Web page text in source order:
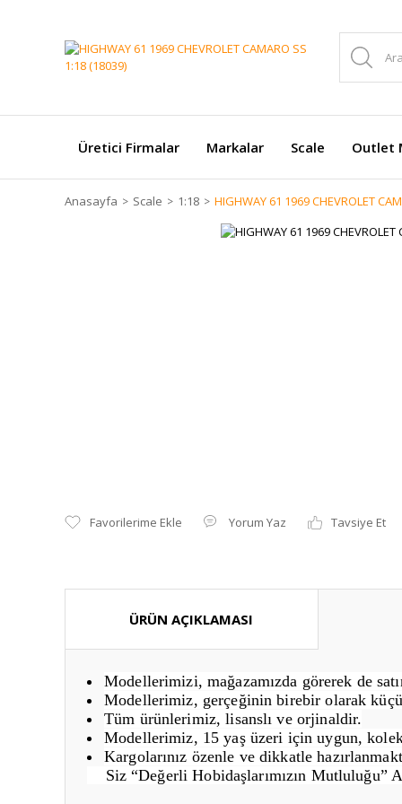
Üretici Firmalar Markalar Scale Outlet
Anasayfa Scale 1:18 HIGHWAY 61 1969 CHEVROLET
Yorum Yaz Tavsiye Et
ÜRÜN AÇIKLAMASI
Modellerimizi, mağazamızda görerek de
Modellerimiz, gerçeğinin birebir olarak
Tüm ürünlerimiz, lisanslı ve orjinaldir.
Modellerimiz, 15 yaş üzeri için uygun,
Kargolarınız özenle ve dikkatle
Siz “Değerli Hobidaşlarımızın Mutluluğu”